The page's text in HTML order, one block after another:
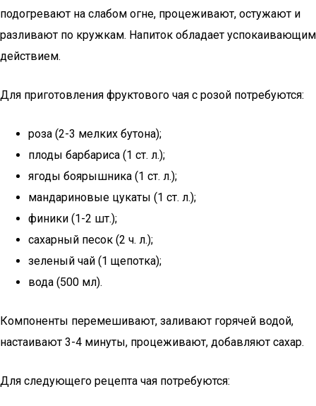
подогревают на слабом огне, процеживают, остужают и
разливают по кружкам. Напиток обладает успокаивающим
действием.
Для приготовления фруктового чая с розой потребуются:
роза (2-3 мелких бутона);
плоды барбариса (1 ст. л.);
ягоды боярышника (1 ст. л.);
мандариновые цукаты (1 ст. л.);
финики (1-2 шт.);
сахарный песок (2 ч. л.);
зеленый чай (1 щепотка);
вода (500 мл).
Компоненты перемешивают, заливают горячей водой,
настаивают 3-4 минуты, процеживают, добавляют сахар.
Для следующего рецепта чая потребуются: